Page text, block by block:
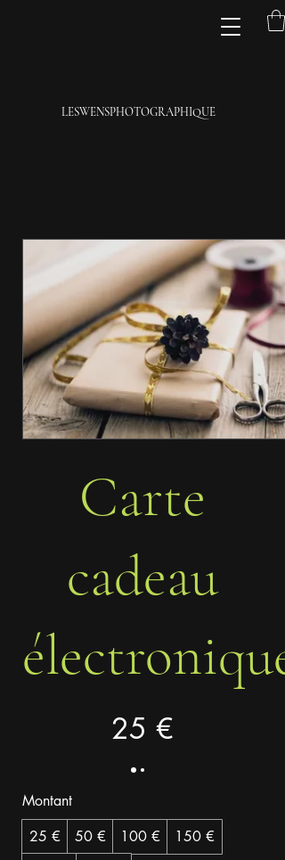
LESWENSPHOTOGRAPHIQUE
Carte
cadeau
électronique
25 €
Montant
25 €
50 € 100 €
150 €